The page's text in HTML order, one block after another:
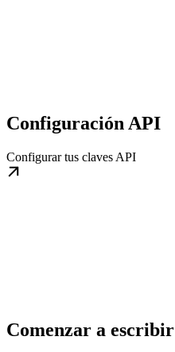
Configuración API
Configurar tus claves API
Comenzar a escribir